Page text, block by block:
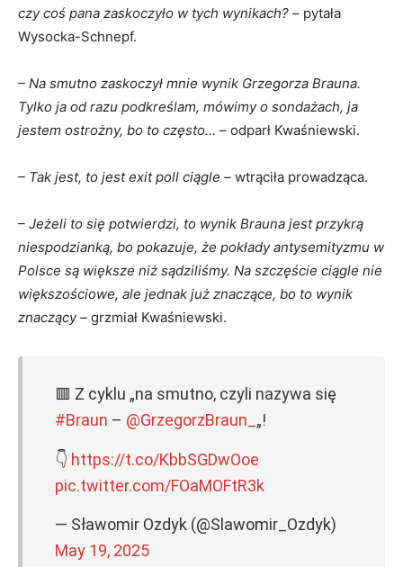
czy coś pana zaskoczyło w tych wynikach? – pytała
Wysocka-Schnepf.
– Na smutno zaskoczył mnie wynik Grzegorza Brauna.
Tylko ja od razu podkreślam, mówimy o sondażach, ja
jestem ostrożny, bo to często… – odparł Kwaśniewski.
– Tak jest, to jest exit poll ciągle – wtrąciła prowadząca.
– Jeżeli to się potwierdzi, to wynik Brauna jest przykrą
niespodzianką, bo pokazuje, że pokłady antysemityzmu w
Polsce są większe niż sądziliśmy. Na szczęście ciągle nie
większościowe, ale jednak już znaczące, bo to wynik
znaczący – grzmiał Kwaśniewski.
🟥 Z cyklu „na smutno, czyli nazywa się
#Braun – @GrzegorzBraun_ „!
👇 https://t.co/KbbSGDwOoe
pic.twitter.com/FOaMOFtR3k
— Sławomir Ozdyk (@Slawomir_Ozdyk)
May 19, 2025